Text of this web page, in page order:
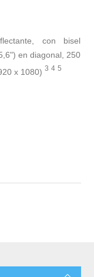
con bisel
en diagonal, 250
x 1080) 3 4 5